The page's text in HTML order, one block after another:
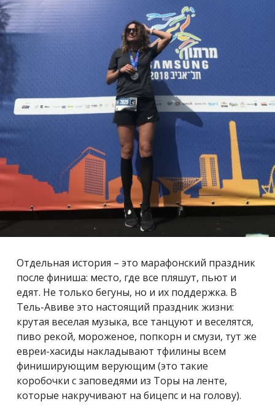
Отдельная история – это марафонский праздник
после финиша: место, где все пляшут, пьют и
едят. Не только бегуны, но и их поддержка. В
Тель-Авиве это настоящий праздник жизни:
крутая веселая музыка, все танцуют и веселятся,
пиво рекой, мороженое, попкорн и смузи, тут же
евреи-хасиды накладывают тфилины всем
финиширующим верующим (это такие
коробочки с заповедями из Торы на ленте,
которые накручивают на бицепс и на голову).